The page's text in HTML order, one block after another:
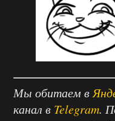
Мы обитаем в
канал в Telegram.